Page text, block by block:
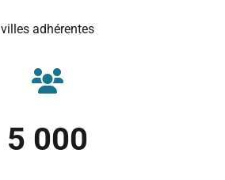
villes adhérentes
5 000